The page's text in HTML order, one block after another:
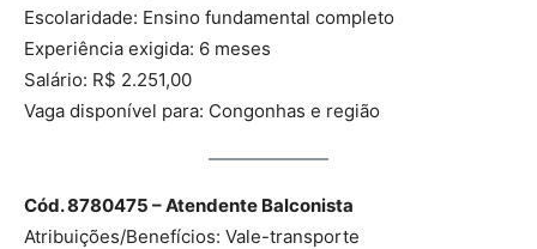
Escolaridade: Ensino fundamental completo
Experiência exigida: 6 meses
Salário: R$ 2.251,00
Vaga disponível para: Congonhas e região
Cód. 8780475 – Atendente Balconista
Atribuições/Benefícios: Vale-transporte